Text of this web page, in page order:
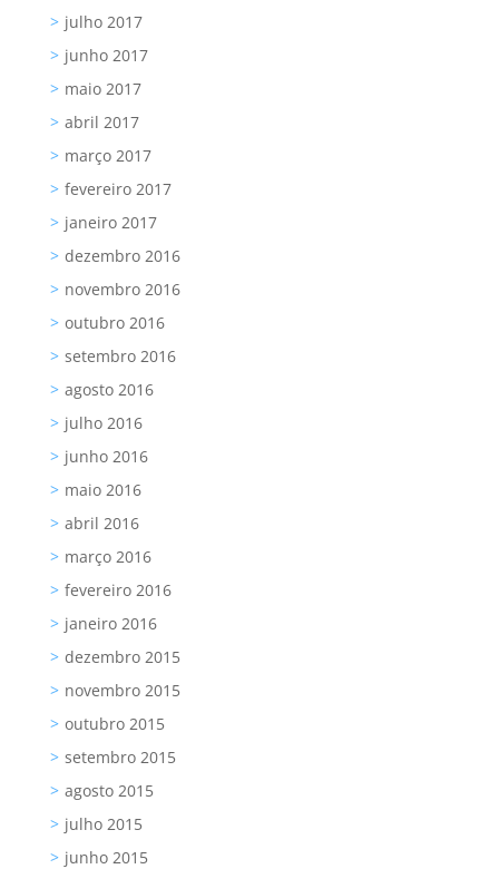
julho 2017
junho 2017
maio 2017
abril 2017
março 2017
fevereiro 2017
janeiro 2017
dezembro 2016
novembro 2016
outubro 2016
setembro 2016
agosto 2016
julho 2016
junho 2016
maio 2016
abril 2016
março 2016
fevereiro 2016
janeiro 2016
dezembro 2015
novembro 2015
outubro 2015
setembro 2015
agosto 2015
julho 2015
junho 2015